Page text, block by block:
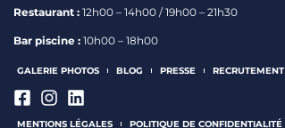
Restaurant : 12h00 – 14h00 / 19h00 – 21h30
Bar piscine : 10h00 – 18h00
GALERIE PHOTOS BLOG PRESSE RECRUTEMENT
MENTIONS LÉGALES POLITIQUE DE CONFIDENTIALITÉ